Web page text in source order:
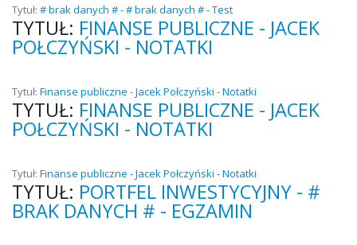
Tytuł: # brak danych # - # brak danych # - Test
TYTUŁ: FINANSE PUBLICZNE - JACEK
POŁCZYŃSKI - NOTATKI
Tytuł: Finanse publiczne - Jacek Połczyński - Notatki
TYTUŁ: FINANSE PUBLICZNE - JACEK
POŁCZYŃSKI - NOTATKI
Tytuł: Finanse publiczne - Jacek Połczyński - Notatki
TYTUŁ: PORTFEL INWESTYCYJNY - #
BRAK DANYCH # - EGZAMIN